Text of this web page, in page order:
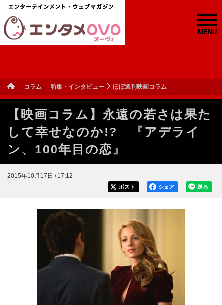
MENU
コラム 特集・インタビュー ほぼ週刊映画コラム
【映画コラム】永遠の若さは果た
して幸せなのか!? 『アデライ
ン、100年目の恋』
2015年10月17日 / 17:12
送る
シェア
ポスト